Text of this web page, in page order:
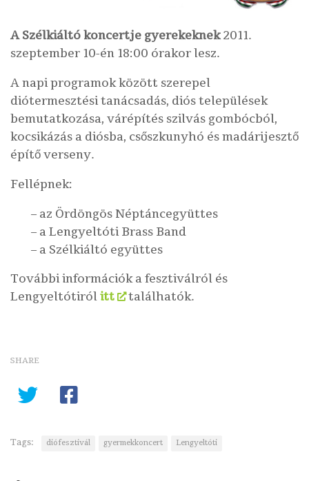
A Szélkiáltó koncertje gyerekeknek2011.
szeptember 10-én 18:00 órakor lesz.
A napi programok között szerepel
diótermesztési tanácsadás, diós települések
bemutatkozása, várépítés szilvás gombócból,
kocsikázás a diósba, csőszkunyhó és madárijesztő
építő verseny.
Fellépnek:
– az Ördöngös Néptáncegyüttes
– a Lengyeltóti Brass Band
– a Szélkiáltó együttes
További információk a fesztiválról és
Lengyeltótirólitt találhatók.
SHARE
Tags: diófesztivál gyermekkoncert Lengyeltóti